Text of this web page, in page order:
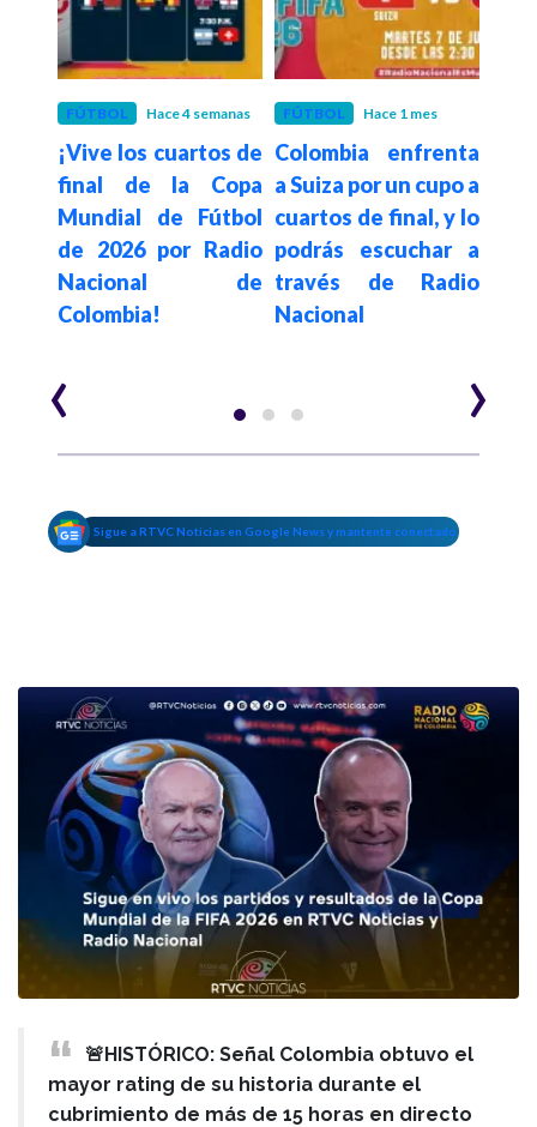
FÚTBOL Hace 4 semanas
¡Vive los cuartos de
final de la Copa
Mundial de Fútbol
de 2026 por Radio
Nacional de
Colombia!
FÚTBOL Hace 1 mes
Colombia enfrenta
a Suiza por un cupo a
cuartos de final, y lo
podrás escuchar a
través de Radio
Nacional
‹ ›
Sigue a RTVC Noticias en Google News y mantente conectado
🚨HISTÓRICO: Señal Colombia obtuvo el
mayor rating de su historia durante el
cubrimiento de más de 15 horas en directo